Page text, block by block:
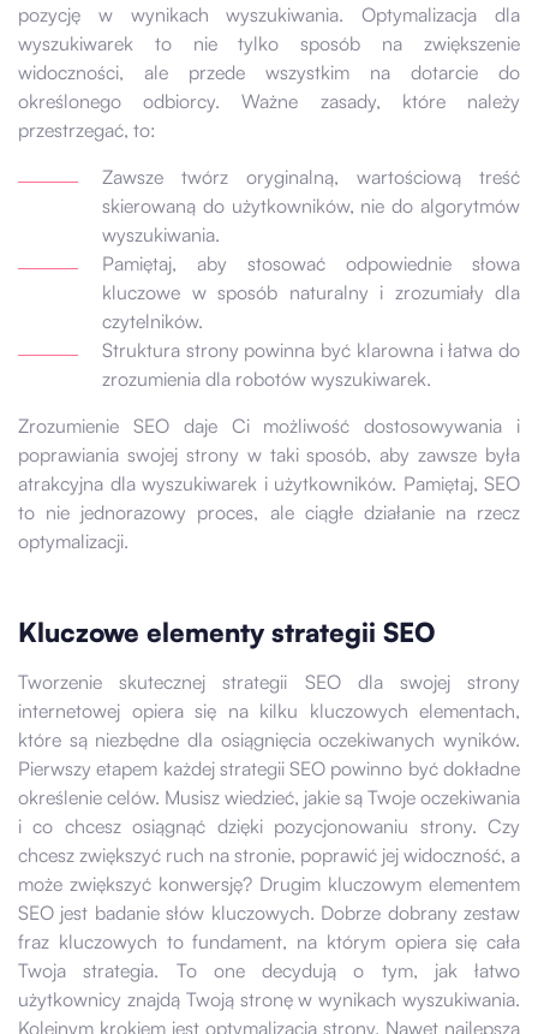
pozycję w wynikach wyszukiwania. Optymalizacja dla
wyszukiwarek to nie tylko sposób na zwiększenie
widoczności, ale przede wszystkim na dotarcie do
określonego odbiorcy. Ważne zasady, które należy
przestrzegać, to:
Zawsze twórz oryginalną, wartościową treść
skierowaną do użytkowników, nie do algorytmów
wyszukiwania.
Pamiętaj, aby stosować odpowiednie słowa
kluczowe w sposób naturalny i zrozumiały dla
czytelników.
Struktura strony powinna być klarowna i łatwa do
zrozumienia dla robotów wyszukiwarek.
Zrozumienie SEO daje Ci możliwość dostosowywania i
poprawiania swojej strony w taki sposób, aby zawsze była
atrakcyjna dla wyszukiwarek i użytkowników. Pamiętaj, SEO
to nie jednorazowy proces, ale ciągłe działanie na rzecz
optymalizacji.
Kluczowe elementy strategii SEO
Tworzenie skutecznej strategii SEO dla swojej strony
internetowej opiera się na kilku kluczowych elementach,
które są niezbędne dla osiągnięcia oczekiwanych wyników.
Pierwszy etapem każdej strategii SEO powinno być dokładne
określenie celów. Musisz wiedzieć, jakie są Twoje oczekiwania
i co chcesz osiągnąć dzięki pozycjonowaniu strony. Czy
chcesz zwiększyć ruch na stronie, poprawić jej widoczność, a
może zwiększyć konwersję? Drugim kluczowym elementem
SEO jest badanie słów kluczowych. Dobrze dobrany zestaw
fraz kluczowych to fundament, na którym opiera się cała
Twoja strategia. To one decydują o tym, jak łatwo
użytkownicy znajdą Twoją stronę w wynikach wyszukiwania.
Kolejnym krokiem jest optymalizacja strony. Nawet najlepsza